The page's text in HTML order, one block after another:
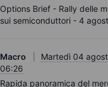
Options Brief - Rally delle
sui semiconduttori - 4
Macro
Martedì 04
06:26
Rapida panoramica del